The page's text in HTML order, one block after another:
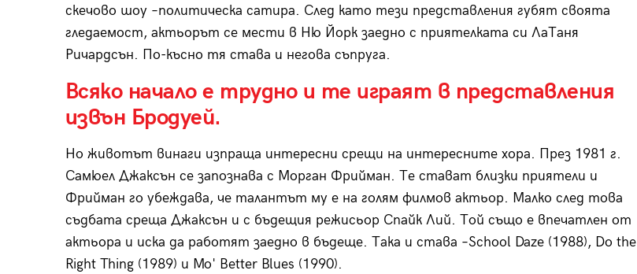
скечово шоу –политическа сатира. След като тези представления губят своята
гледаемост, актьорът се мести в Ню Йорк заедно с приятелката си ЛаТаня
Ричардсън. По-късно тя става и негова съпруга.
Всяко начало е трудно и те играят в представления
извън Бродуей.
Но животът винаги изпраща интересни срещи на интересните хора. През 1981 г.
Самюел Джаксън се запознава с Морган Фрийман. Те стават близки приятели и
Фрийман го убеждава, че талантът му е на голям филмов актьор. Малко след това
съдбата среща Джаксън и с бъдещия режисьор Спайк Лий. Той също е впечатлен от
актьора и иска да работят заедно в бъдеще. Така и става –School Daze (1988), Do the
Right Thing (1989) и Mo' Better Blues (1990).